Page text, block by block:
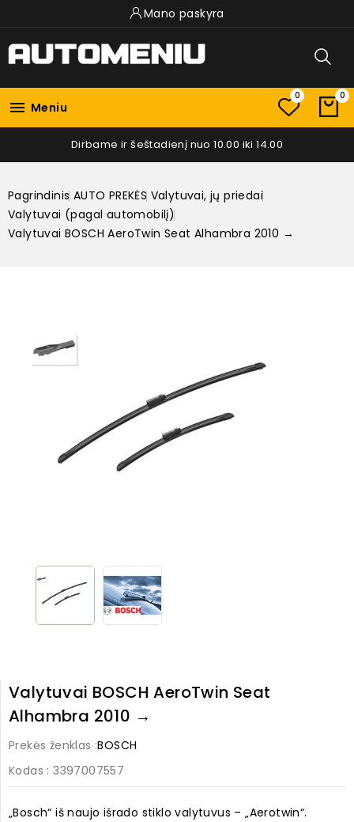
Mano paskyra
 Meniu
0 0
Dirbame ir šeštadienį nuo 10.00 iki 14.00
Pagrindinis AUTO PREKĖS Valytuvai, jų priedai
Valytuvai (pagal automobilį)
Valytuvai BOSCH AeroTwin Seat Alhambra 2010 →
Valytuvai BOSCH AeroTwin Seat
Alhambra 2010 →
Prekės ženklas :BOSCH
Kodas : 3397007557
„Bosch“ iš naujo išrado stiklo valytuvus – „Aerotwin“.